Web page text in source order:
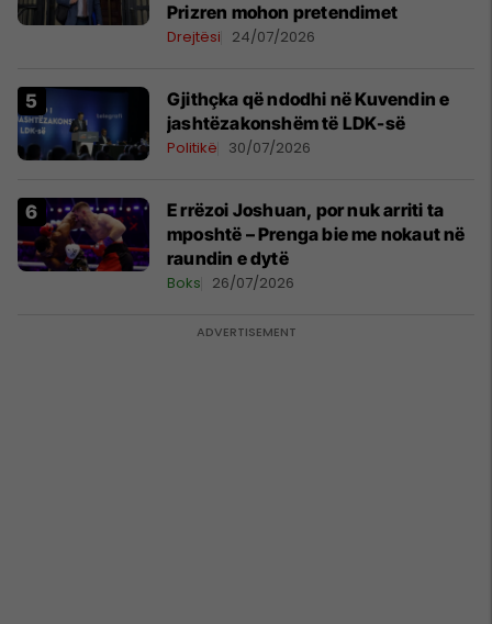
Prizren mohon pretendimet
Drejtësi 24/07/2026
Gjithçka që ndodhi në Kuvendin e
jashtëzakonshëm të LDK-së
Politikë 30/07/2026
E rrëzoi Joshuan, por nuk arriti ta
mposhtë – Prenga bie me nokaut në
raundin e dytë
Boks 26/07/2026